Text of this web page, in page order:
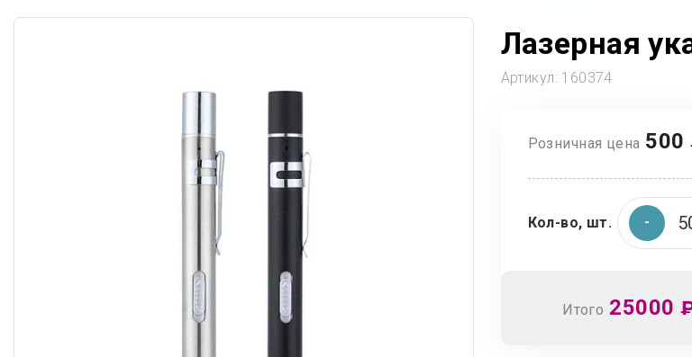
Лазерная
Артикул: 160374
Розничная цена 500
Кол-во, шт.
Итого 25000